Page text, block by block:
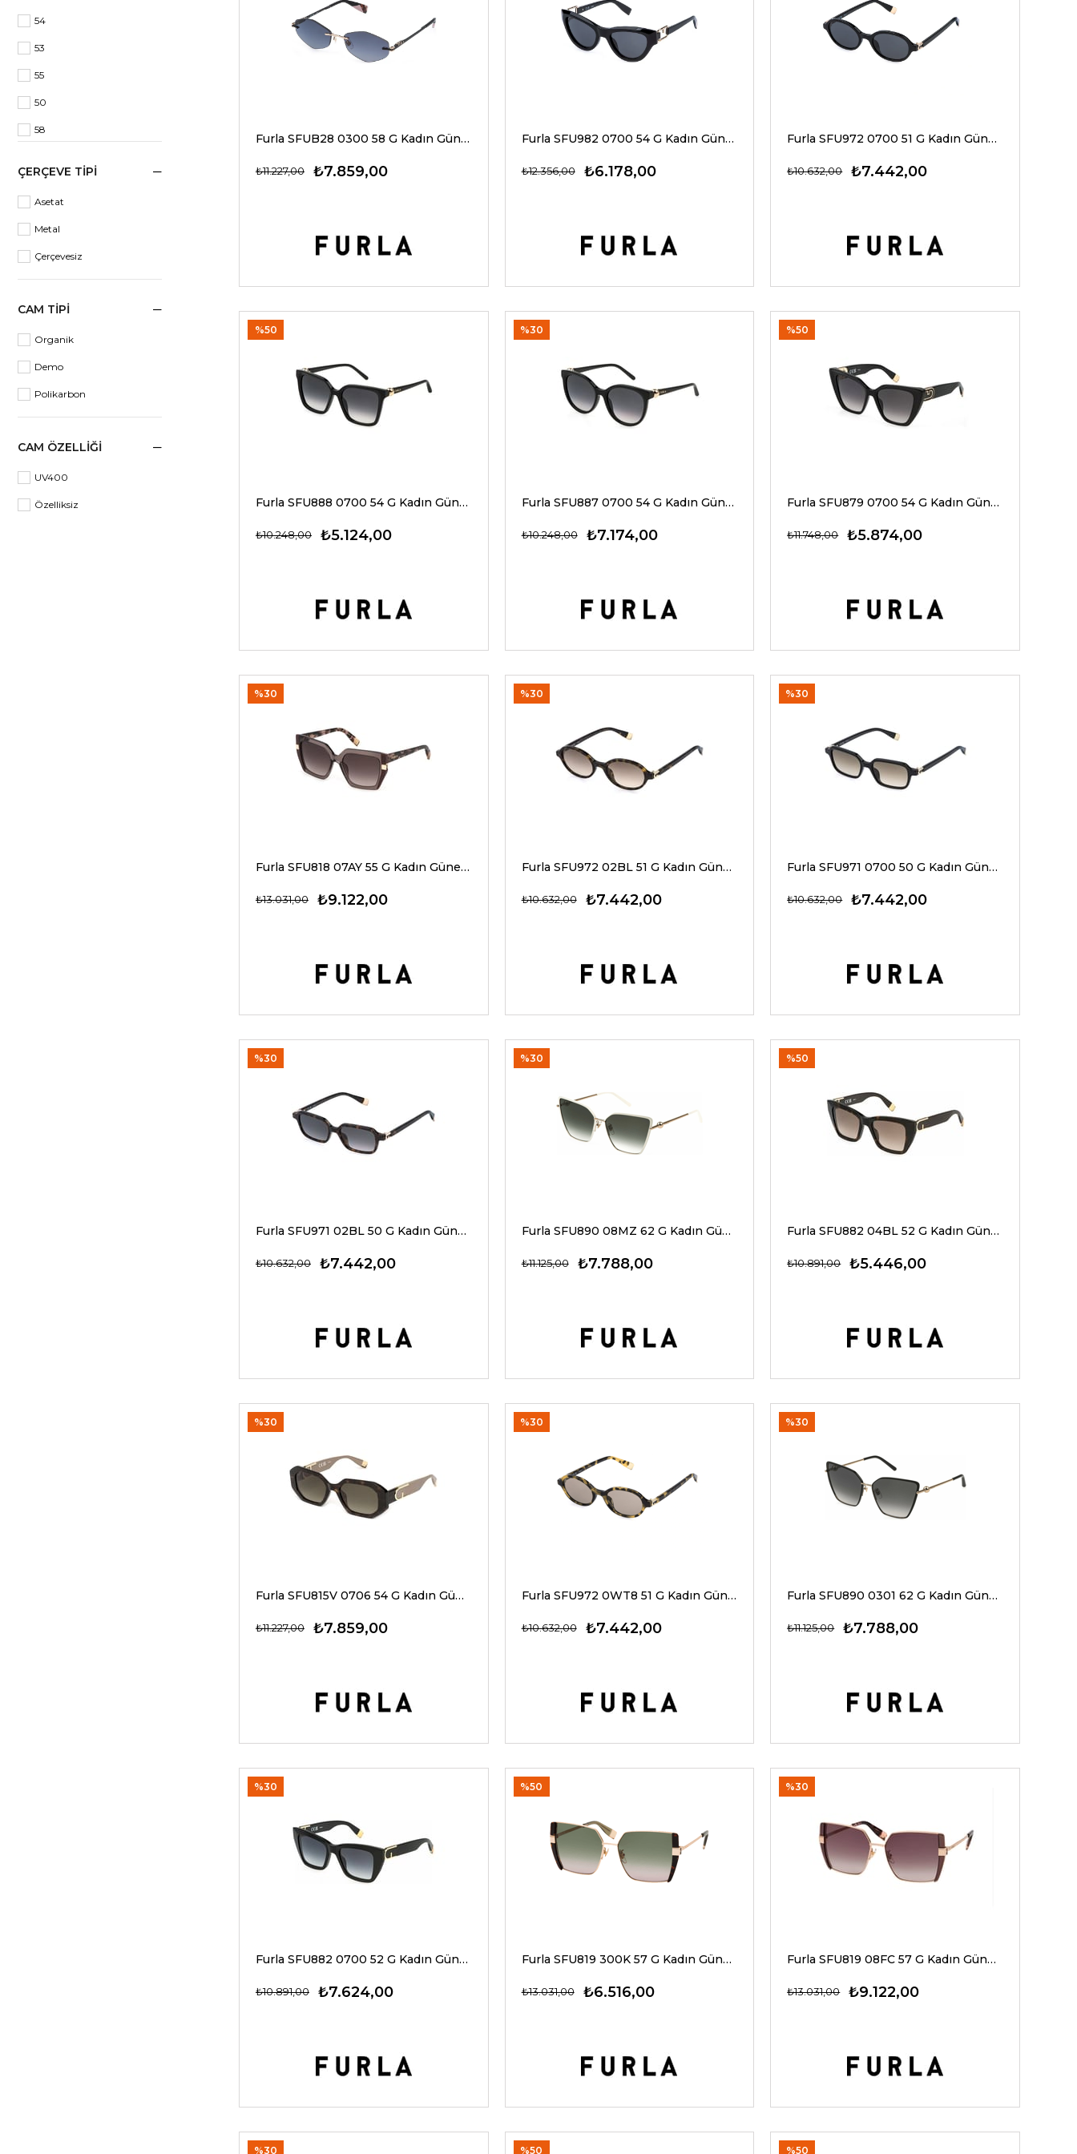
54
53
55
50
58
ÇERÇEVE TIPI
Asetat
Metal
Çerçevesiz
CAM TIPI
Organik
Demo
Polikarbon
CAM ÖZELLIĞI
UV400
Özelliksiz
Furla SFUB28 0300 58 G Kadın Güneş Gözlükleri
₺7.859,00
₺11.227,00
Furla SFU982 0700 54 G Kadın Güneş Gözlükleri
₺6.178,00
₺12.356,00
Furla SFU972 0700 51 G Kadın Güneş Gözlükleri
₺7.442,00
₺10.632,00
Furla SFU888 0700 54 G Kadın Güneş Gözlükleri
₺5.124,00
₺10.248,00
%50
Furla SFU887 0700 54 G Kadın Güneş Gözlükleri
₺7.174,00
₺10.248,00
%30
Furla SFU879 0700 54 G Kadın Güneş Gözlükleri
₺5.874,00
₺11.748,00
%50
Furla SFU818 07AY 55 G Kadın Güneş Gözlükleri
₺9.122,00
₺13.031,00
%30
Furla SFU972 02BL 51 G Kadın Güneş Gözlükleri
₺7.442,00
₺10.632,00
%30
Furla SFU971 0700 50 G Kadın Güneş Gözlükleri
₺7.442,00
₺10.632,00
%30
Furla SFU971 02BL 50 G Kadın Güneş Gözlükleri
₺7.442,00
₺10.632,00
%30
Furla SFU890 08MZ 62 G Kadın Güneş Gözlükleri
₺7.788,00
₺11.125,00
%30
Furla SFU882 04BL 52 G Kadın Güneş Gözlükleri
₺5.446,00
₺10.891,00
%50
Furla SFU815V 0706 54 G Kadın Güneş Gözlükleri
₺7.859,00
₺11.227,00
%30
Furla SFU972 0WT8 51 G Kadın Güneş Gözlükleri
₺7.442,00
₺10.632,00
%30
Furla SFU890 0301 62 G Kadın Güneş Gözlükleri
₺7.788,00
₺11.125,00
%30
Furla SFU882 0700 52 G Kadın Güneş Gözlükleri
₺7.624,00
₺10.891,00
%30
Furla SFU819 300K 57 G Kadın Güneş Gözlükleri
₺6.516,00
₺13.031,00
%50
Furla SFU819 08FC 57 G Kadın Güneş Gözlükleri
₺9.122,00
₺13.031,00
%30
%30 %50 %50